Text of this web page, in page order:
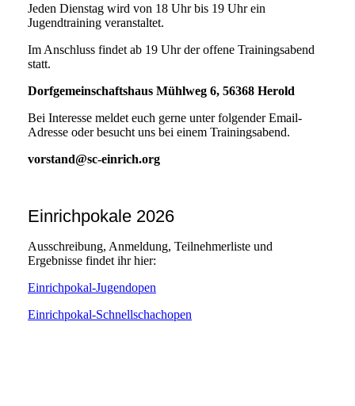
Jeden Dienstag wird von 18 Uhr bis 19 Uhr ein
Jugendtraining veranstaltet.
Im Anschluss findet ab 19 Uhr der offene Trainingsabend
statt.
Dorfgemeinschaftshaus Mühlweg 6, 56368 Herold
Bei Interesse meldet euch gerne unter folgender Email-
Adresse oder besucht uns bei einem Trainingsabend.
vorstand@sc-einrich.org
Einrichpokale 2026
Ausschreibung, Anmeldung, Teilnehmerliste und
Ergebnisse findet ihr hier:
Einrichpokal-Jugendopen
Einrichpokal-Schnellschachopen